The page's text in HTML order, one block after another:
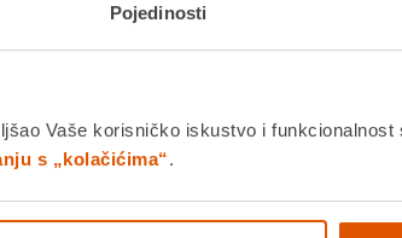
Pojedinosti
Vaše korisničko iskustvo i
s „kolačićima“.